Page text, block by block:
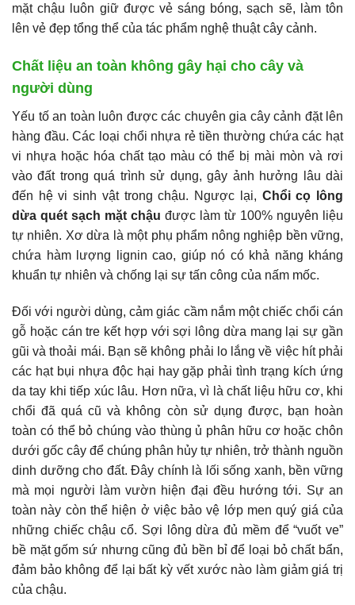
mặt chậu luôn giữ được vẻ sáng bóng, sạch sẽ, làm tôn
lên vẻ đẹp tổng thể của tác phẩm nghệ thuật cây cảnh.
Chất liệu an toàn không gây hại cho cây và
người dùng
Yếu tố an toàn luôn được các chuyên gia cây cảnh đặt lên
hàng đầu. Các loại chổi nhựa rẻ tiền thường chứa các hạt
vi nhựa hoặc hóa chất tạo màu có thể bị mài mòn và rơi
vào đất trong quá trình sử dụng, gây ảnh hưởng lâu dài
đến hệ vi sinh vật trong chậu. Ngược lại, Chổi cọ lông
dừa quét sạch mặt chậu được làm từ 100% nguyên liệu
tự nhiên. Xơ dừa là một phụ phẩm nông nghiệp bền vững,
chứa hàm lượng lignin cao, giúp nó có khả năng kháng
khuẩn tự nhiên và chống lại sự tấn công của nấm mốc.
Đối với người dùng, cảm giác cầm nắm một chiếc chổi cán
gỗ hoặc cán tre kết hợp với sợi lông dừa mang lại sự gần
gũi và thoải mái. Bạn sẽ không phải lo lắng về việc hít phải
các hạt bụi nhựa độc hại hay gặp phải tình trạng kích ứng
da tay khi tiếp xúc lâu. Hơn nữa, vì là chất liệu hữu cơ, khi
chổi đã quá cũ và không còn sử dụng được, bạn hoàn
toàn có thể bỏ chúng vào thùng ủ phân hữu cơ hoặc chôn
dưới gốc cây để chúng phân hủy tự nhiên, trở thành nguồn
dinh dưỡng cho đất. Đây chính là lối sống xanh, bền vững
mà mọi người làm vườn hiện đại đều hướng tới. Sự an
toàn này còn thể hiện ở việc bảo vệ lớp men quý giá của
những chiếc chậu cổ. Sợi lông dừa đủ mềm để “vuốt ve”
bề mặt gốm sứ nhưng cũng đủ bền bỉ để loại bỏ chất bẩn,
đảm bảo không để lại bất kỳ vết xước nào làm giảm giá trị
của chậu.